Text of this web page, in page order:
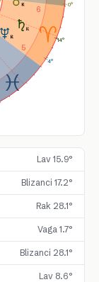
5
6
14°
4°
0°
Lav 15.9°
Blizanci 17.2°
Rak 28.1°
Vaga 1.7°
Blizanci 28.1°
Lav 8.6°